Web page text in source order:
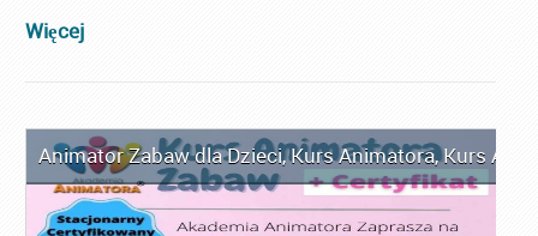
Więcej
Animator Zabaw dla Dzieci,Kurs Animatora,Kurs